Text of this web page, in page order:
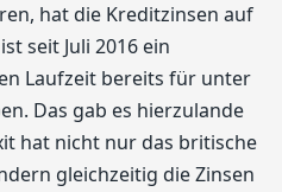
hat die Kreditzinsen auf
seit Juli 2016 ein
Laufzeit bereits für unter
Das gab es hierzulande
hat nicht nur das britische
gleichzeitig die Zinsen